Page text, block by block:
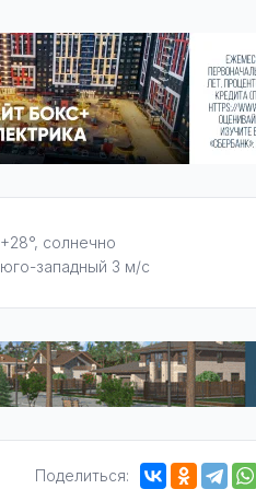
+28°, солнечно
юго-западный 3 м/с
Поделиться: